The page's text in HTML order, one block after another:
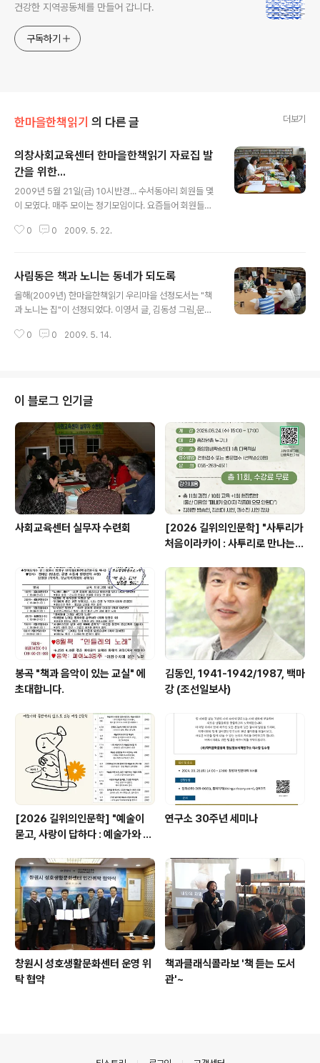
건강한 지역공동체를 만들어 갑니다.
구독하기
한마을한책읽기 의 다른 글 더보기
의창사회교육센터 한마을한책읽기 자료집 발
간을 위한...
2009년 5월 21일(금) 10시반경... 수서동아리 회원들 몇
이 모였다. 매주 모이는 정기모임이다. 요즘들어 회원들의
면 참석률이 낮다. 매주 금요일이면 수서에 관한 다양한 일
그림 붙이는 일을 하기로 하다. 제본을 위해 이쁜 컷 그림을
골라 복사하고 오려서 글에 맞게 오려붙이는 일을 하다. 각
자 개성들이 튄다. 좁은 공간에 빽빽하게 컷을 붙이는 회원
등.. 오전내내 고생해서 완벽하게 오늘 활동을 정리하시다.
0 0 2009. 5. 22.
사림동은 책과 노니는 동네가 되도록
올해(2009년) 한마을한책읽기 우리마을 선정도서는 "책
과 노니는 집"이 선정되었다. 이영서 글, 김동성 그림,문학
한 역사소설이다. 주인공 '문장'이라는 아이의 아버지는 책
잔하게 그리고 있는 책으로 한국적 정서가 묻어나는 그림
이 글의 깊은맛을 더해주는 책이다. 사림동은 다른해 보다
올해 도서선정에 많은 시간을 보냈다. 이용자,성인독서모
임 회원,청소년 독서모임,운영위원회 등 다양한 사람들의
추천을 받아 추진위원회에서 5권 정도로 최종 추천도서를
올려 모임별로 세차례에 걸친 회의 결과 도서를 ..
0 0 2009. 5. 14.
이 블로그 인기글
사회교육센터 실무자 수련회
[2026 길위의인문학] "사투리가
처음이라카이 : 사투리로 만나는
봉곡 "책과 음악이 있는 교실" 에
초대합니다.
김동인, 1941-1942/1987, 백마
강 (조선일보사)
[2026 길위의인문학] "예술이
묻고, 사랑이 답하다 : 예술가와 동
연구소 30주년 세미나
창원시 성호생활문화센터 운영 위
탁 협약
책과클래식콜라보 '책 듣는 도서
관'~